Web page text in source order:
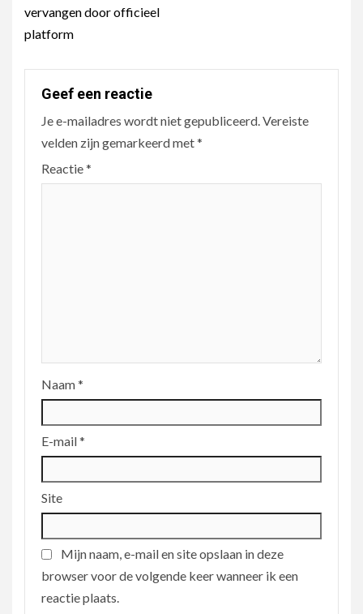
vervangen door officieel
platform
Geef een reactie
Je e-mailadres wordt niet gepubliceerd. Vereiste
velden zijn gemarkeerd met*
Reactie*
Naam*
E-mail*
Site
Mijn naam, e-mail en site opslaan in deze
browser voor de volgende keer wanneer ik een
reactie plaats.